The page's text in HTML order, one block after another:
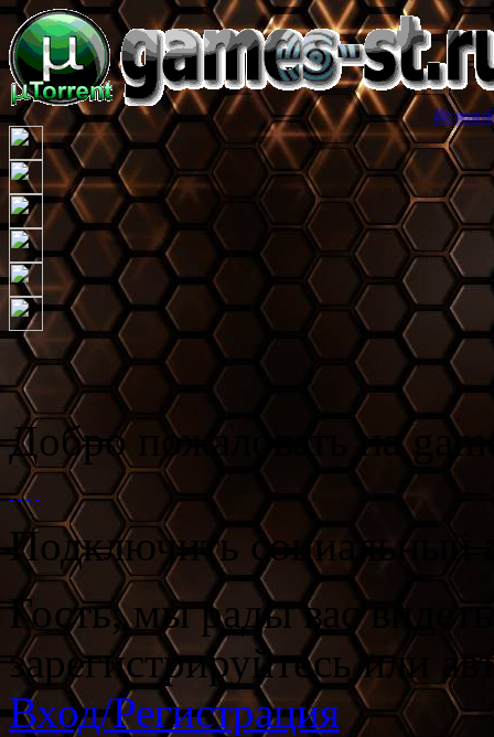
Игровой торрент
Добро пожаловать на
Подключить социальный
Гость, мы рады вас
зарегистрируйтесь или
Вход/Регистрация